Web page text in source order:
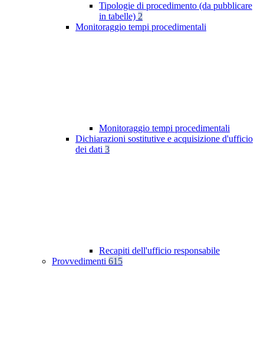
Tipologie di procedimento (da pubblicare
in tabelle) 2
Monitoraggio tempi procedimentali
Monitoraggio tempi procedimentali
Dichiarazioni sostitutive e acquisizione d'ufficio
dei dati 3
Recapiti dell'ufficio responsabile
Provvedimenti 615